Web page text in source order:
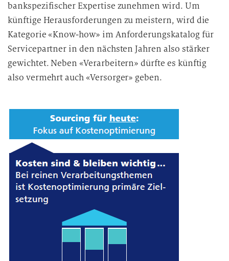
bankspezifischer Expertise zunehmen wird. Um
künftige Herausforderungen zu meistern, wird die
Kategorie «Know-how» im Anforderungskatalog für
Servicepartner in den nächsten Jahren also stärker
gewichtet. Neben «Verarbeitern» dürfte es künftig
also vermehrt auch «Versorger» geben.